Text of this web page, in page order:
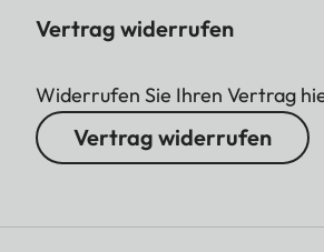
Vertrag widerrufen
Widerrufen Sie Ihren Vertrag
Vertrag widerrufen